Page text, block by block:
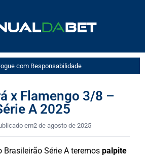
com Responsabilidade
x Flamengo 3/8 –
A 2025
em2 de agosto de 2025
Brasileirão Série A teremos palpite